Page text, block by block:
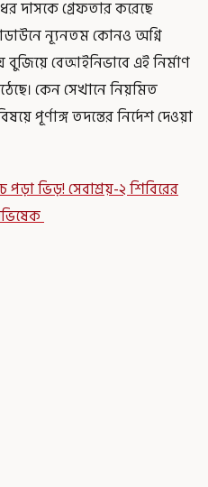
দাসকে গ্রেফতার করেছে
ন্যূনতম কোনও অগ্নি
বুজিয়ে বেআইনিভাবে এই নির্মাণ
কেন সেখানে নিয়মিত
পূর্ণাঙ্গ তদন্তের নির্দেশ দেওয়া
ভিড়! সেবাশ্রয়-২ শিবিরের